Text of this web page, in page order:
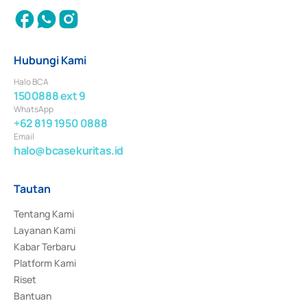
Hubungi Kami
Halo BCA
1500888 ext 9
WhatsApp
+62 819 1950 0888
Email
halo@bcasekuritas.id
Tautan
Tentang Kami
Layanan Kami
Kabar Terbaru
Platform Kami
Riset
Bantuan